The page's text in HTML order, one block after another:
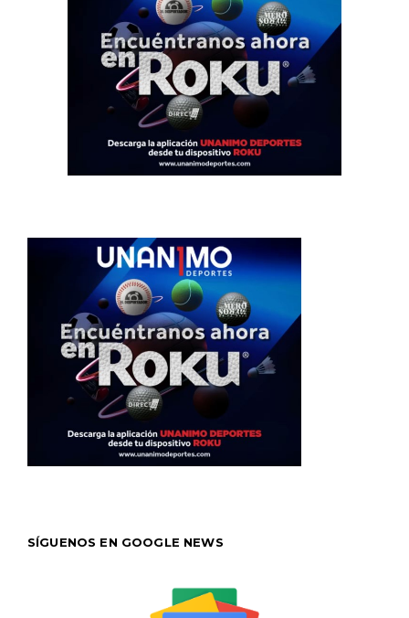
SÍGUENOS EN GOOGLE NEWS